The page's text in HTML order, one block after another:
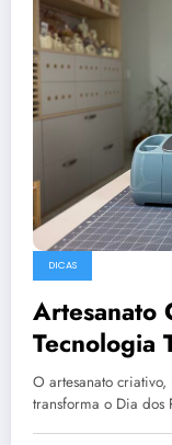
DICAS
Artesanato
Tecnologia
em Negócio
O artesanato
transforma o Dia dos